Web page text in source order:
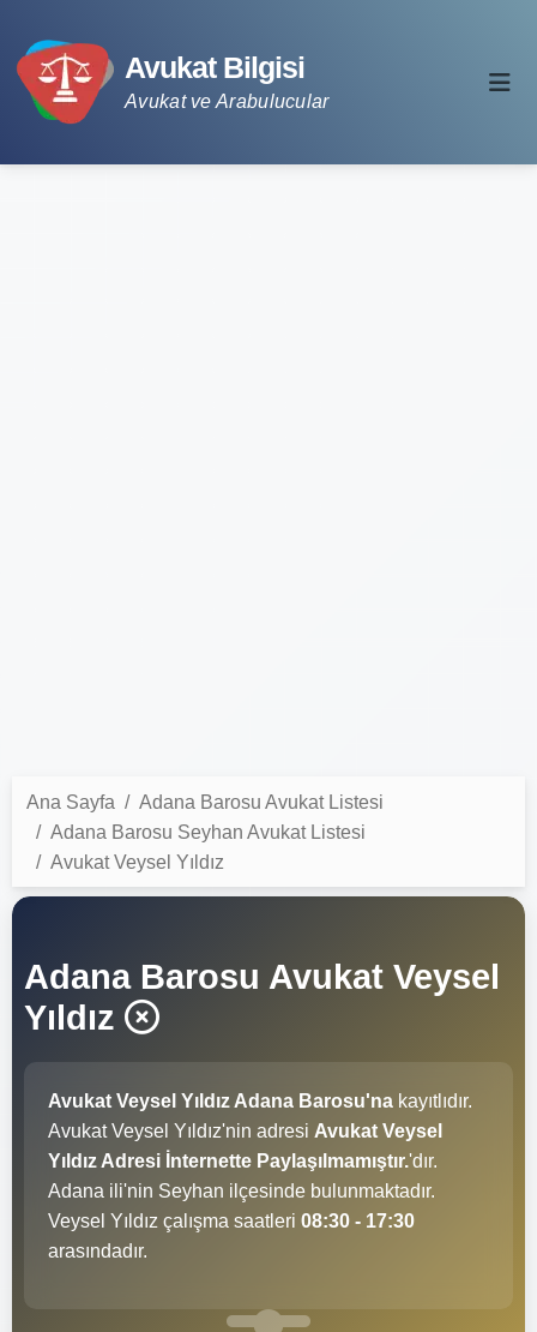
Avukat Bilgisi
Avukat ve Arabulucular
Ana Sayfa
Adana Barosu Avukat Listesi
Adana Barosu Seyhan Avukat Listesi
Avukat Veysel Yıldız
Adana Barosu Avukat Veysel
Yıldız
Avukat Veysel Yıldız Adana Barosu'na kayıtlıdır.
Avukat Veysel Yıldız'nin adresi Avukat Veysel
Yıldız Adresi İnternette Paylaşılmamıştır.'dır.
Adana ili'nin Seyhan ilçesinde bulunmaktadır.
Veysel Yıldız çalışma saatleri 08:30 - 17:30
arasındadır.